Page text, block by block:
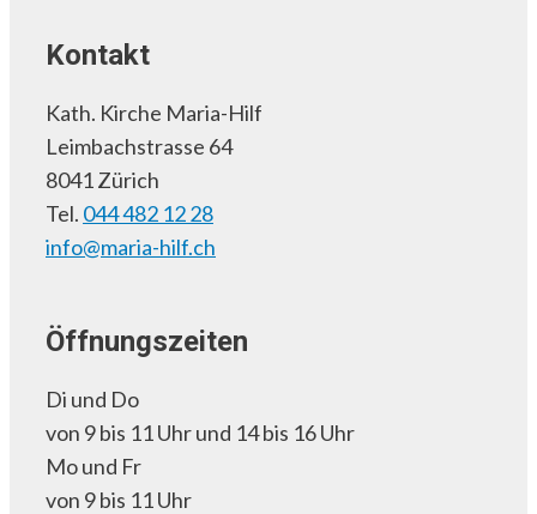
Kontakt
Kath. Kirche Maria-Hilf
Leimbachstrasse 64
8041 Zürich
Tel. 044 482 12 28
info@maria-hilf.ch
Öffnungszeiten
Di und Do
von 9 bis 11 Uhr und 14 bis 16 Uhr
Mo und Fr
von 9 bis 11 Uhr